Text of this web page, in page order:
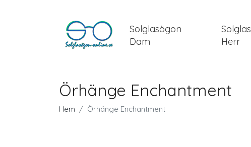
Solglasögon
Dam
Herr
Örhänge Enchantment
Hem Örhänge Enchantment